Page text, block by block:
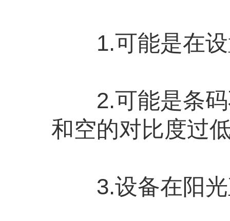
1.可能是在设
2.可能是条码
和空的对比度过
3.设备在阳光